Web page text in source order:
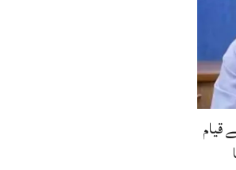
قیام